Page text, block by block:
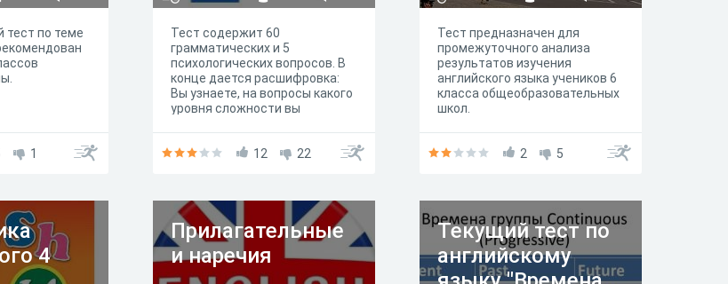
тест по теме
1
Тест содержит 60
грамматических и 5
психологических вопросов. В
конце дается расшифровка:
Вы узнаете, на вопросы какого
уровня сложности вы
так: 90% = A1 (Breakthrough
55% = B1 (Threshold) = ОГЭ (9
класс) 35% = B2 (Vantage) =
ЕГЭ (11 класс) 10% = C1
(Effective proficiency) 0% = C2
(Mastery) = это уровень людей
старше 25 лет или носителей
12 22
Тест предназначен для
промежуточного анализа
результатов изучения
английского языка учеников 6
класса общеобразовательных
школ.
2 5
4
Прилагательные
и наречия
Текущий тест по
английскому